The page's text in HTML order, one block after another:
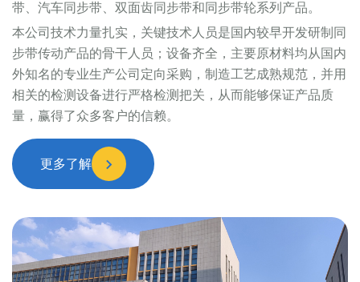
带、汽车同步带、双面齿同步带和同步带轮系列产品。
本公司技术力量扎实，关键技术人员是国内较早开发研制同
步带传动产品的骨干人员；设备齐全，主要原材料均从国内
外知名的专业生产公司定向采购，制造工艺成熟规范，并用
相关的检测设备进行严格检测把关，从而能够保证产品质
量，赢得了众多客户的信赖。
更多了解